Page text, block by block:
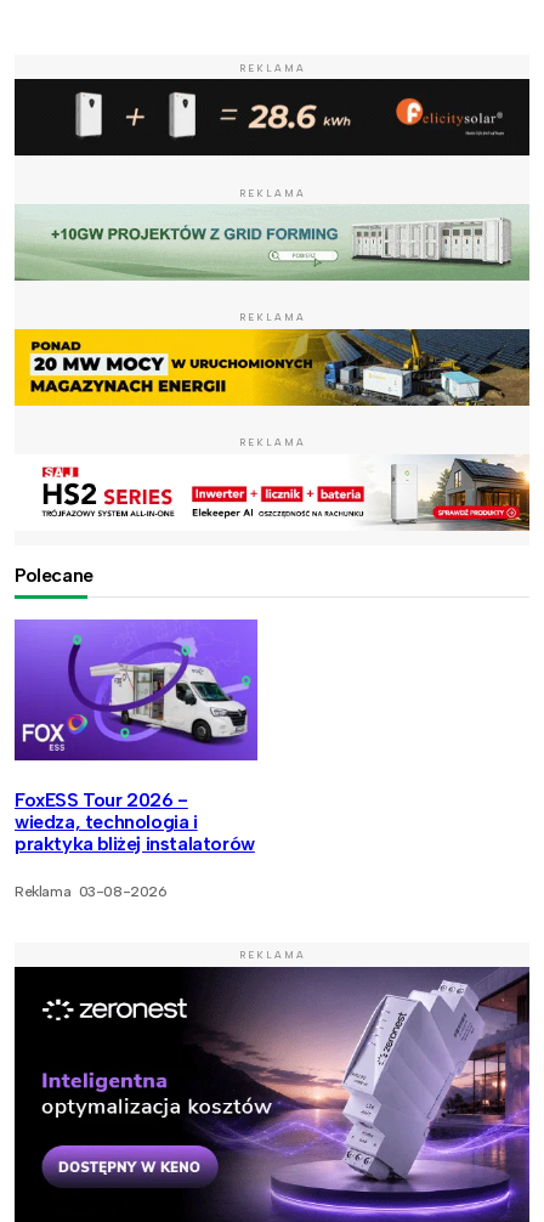
REKLAMA
REKLAMA
REKLAMA
REKLAMA
Polecane
FoxESS Tour 2026 -
wiedza, technologia i
praktyka bliżej instalatorów
Reklama 03-08-2026
REKLAMA